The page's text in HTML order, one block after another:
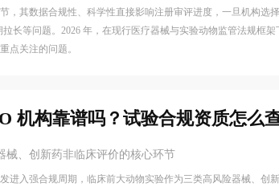
，其数据合规性、科学性直接影响注册审评进度，一旦机构选
长等问题。2026 年，在现行医疗器械与实验动物监管法规框
点关注的问题。
机构靠谱吗？试验合规资质怎么
械、创新药非临床评价的核心环节
进入强合规周期，临床前大动物实验作为三类高风险器械、创